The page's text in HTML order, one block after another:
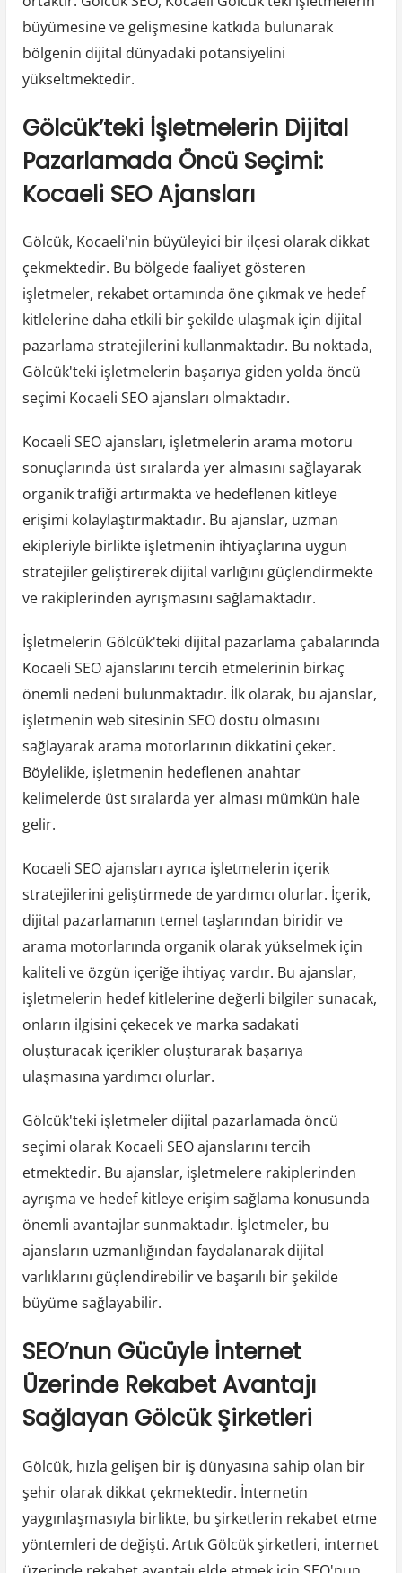
büyümesine ve gelişmesine katkıda bulunarak
bölgenin dijital dünyadaki potansiyelini
yükseltmektedir.
Gölcük’teki İşletmelerin Dijital
Pazarlamada Öncü Seçimi:
Kocaeli SEO Ajansları
Gölcük, Kocaeli'nin büyüleyici bir ilçesi olarak dikkat
çekmektedir. Bu bölgede faaliyet gösteren
işletmeler, rekabet ortamında öne çıkmak ve hedef
kitlelerine daha etkili bir şekilde ulaşmak için dijital
pazarlama stratejilerini kullanmaktadır. Bu noktada,
Gölcük'teki işletmelerin başarıya giden yolda öncü
seçimi Kocaeli SEO ajansları olmaktadır.
Kocaeli SEO ajansları, işletmelerin arama motoru
sonuçlarında üst sıralarda yer almasını sağlayarak
organik trafiği artırmakta ve hedeflenen kitleye
erişimi kolaylaştırmaktadır. Bu ajanslar, uzman
ekipleriyle birlikte işletmenin ihtiyaçlarına uygun
stratejiler geliştirerek dijital varlığını güçlendirmekte
ve rakiplerinden ayrışmasını sağlamaktadır.
İşletmelerin Gölcük'teki dijital pazarlama çabalarında
Kocaeli SEO ajanslarını tercih etmelerinin birkaç
önemli nedeni bulunmaktadır. İlk olarak, bu ajanslar,
işletmenin web sitesinin SEO dostu olmasını
sağlayarak arama motorlarının dikkatini çeker.
Böylelikle, işletmenin hedeflenen anahtar
kelimelerde üst sıralarda yer alması mümkün hale
gelir.
Kocaeli SEO ajansları ayrıca işletmelerin içerik
stratejilerini geliştirmede de yardımcı olurlar. İçerik,
dijital pazarlamanın temel taşlarından biridir ve
arama motorlarında organik olarak yükselmek için
kaliteli ve özgün içeriğe ihtiyaç vardır. Bu ajanslar,
işletmelerin hedef kitlelerine değerli bilgiler sunacak,
onların ilgisini çekecek ve marka sadakati
oluşturacak içerikler oluşturarak başarıya
ulaşmasına yardımcı olurlar.
Gölcük'teki işletmeler dijital pazarlamada öncü
seçimi olarak Kocaeli SEO ajanslarını tercih
etmektedir. Bu ajanslar, işletmelere rakiplerinden
ayrışma ve hedef kitleye erişim sağlama konusunda
önemli avantajlar sunmaktadır. İşletmeler, bu
ajansların uzmanlığından faydalanarak dijital
varlıklarını güçlendirebilir ve başarılı bir şekilde
büyüme sağlayabilir.
SEO’nun Gücüyle İnternet
Üzerinde Rekabet Avantajı
Sağlayan Gölcük Şirketleri
Gölcük, hızla gelişen bir iş dünyasına sahip olan bir
şehir olarak dikkat çekmektedir. İnternetin
yaygınlaşmasıyla birlikte, bu şirketlerin rekabet etme
yöntemleri de değişti. Artık Gölcük şirketleri, internet